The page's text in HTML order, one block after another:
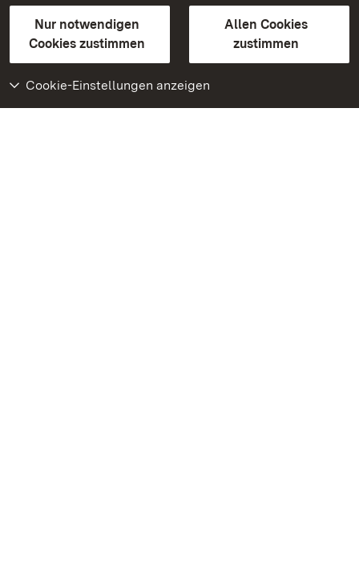
Nur notwendigen
Cookies zustimmen
Allen Cookies
zustimmen
Cookie-Einstellungen anzeigen
GebärdenspracheLeichte Sprache
Erklärung zur Barrierefreiheit
BITV-konform (geprüfte Seiten)
Weiteres